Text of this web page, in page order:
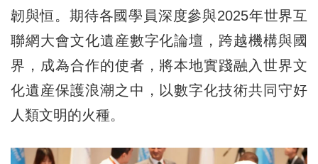
韌與恒。期待各國學員深度參與2025年世界互
聯網大會文化遺産數字化論壇，跨越機構與國
界，成為合作的使者，將本地實踐融入世界文
化遺産保護浪潮之中，以數字化技術共同守好
人類文明的火種。